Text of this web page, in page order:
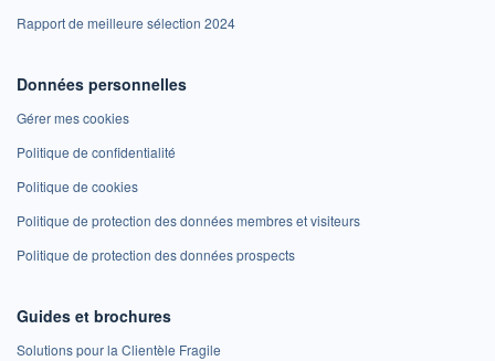
Rapport de meilleure sélection 2024
Données personnelles
Gérer mes cookies
Politique de confidentialité
Politique de cookies
Politique de protection des données membres et visiteurs
Politique de protection des données prospects
Guides et brochures
Solutions pour la Clientèle Fragile